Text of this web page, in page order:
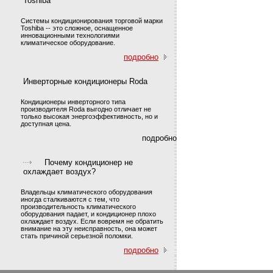
Системы кондиционирования торговой марки
Toshiba -- это сложное, оснащенное
инновационными технологиями
климатическое оборудование.
подробно
Инверторные кондиционеры Roda
Кондиционеры инверторного типа
производителя Roda выгодно отличает не
только высокая энергоэффективность, но и
доступная цена.
подробно
Почему кондиционер не
охлаждает воздух?
Владельцы климатического оборудования
иногда сталкиваются с тем, что
производительность климатического
оборудования падает, и кондиционер плохо
охлаждает воздух. Если вовремя не обратить
внимание на эту неисправность, она может
стать причиной серьезной поломки.
подробно